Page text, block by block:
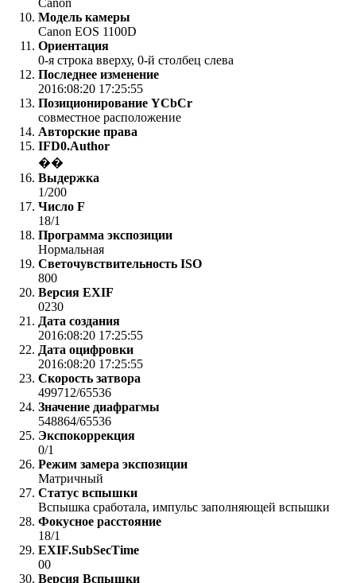
Canon
Модель камеры
Canon EOS 1100D
Ориентация
0-я строка вверху, 0-й столбец слева
Последнее изменение
2016:08:20 17:25:55
Позиционирование YCbCr
совместное расположение
Авторские права
IFD0.Author
��
Выдержка
1/200
Число F
18/1
Программа экспозиции
Нормальная
Светочувствительность ISO
800
Версия EXIF
0230
Дата создания
2016:08:20 17:25:55
Дата оцифровки
2016:08:20 17:25:55
Скорость затвора
499712/65536
Значение диафрагмы
548864/65536
Экспокоррекция
0/1
Режим замера экспозиции
Матричный
Статус вспышки
Вспышка сработала, импульс заполняющей вспышки
Фокусное расстояние
18/1
EXIF.SubSecTime
00
Версия Вспышки